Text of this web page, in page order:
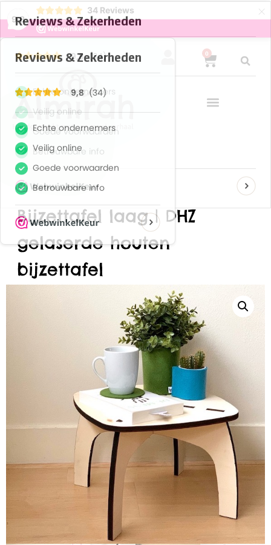
9,8
34 Reviews ×
0
Bijzettafel laag | DHZ
gelaserde houten
bijzettafel